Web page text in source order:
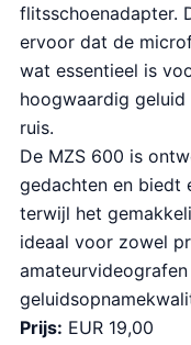
flitsschoenadapter.
ervoor dat de
wat essentieel is
hoogwaardig
ruis.
De MZS 600 is
gedachten en biedt
terwijl het
ideaal voor zowel
Prijs: EUR 19,00